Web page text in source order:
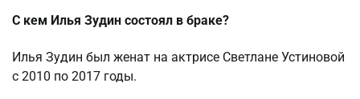
С кем Илья Зудин состоял в браке?
Илья Зудин был женат на актрисе Светлане Устиновой
с 2010 по 2017 годы.